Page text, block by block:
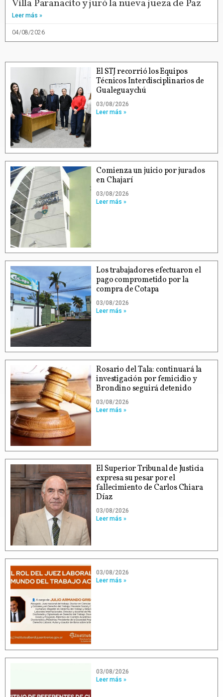
Villa Paranacito y juró la nueva jueza de Paz
Leer más »
04/08/2026
El STJ recorrió los Equipos
Técnicos Interdisciplinarios de
Gualeguaychú
03/08/2026
Leer más »
Comienza un juicio por jurados
en Chajarí
03/08/2026
Leer más »
Los trabajadores efectuaron el
pago comprometido por la
compra de Cotapa
03/08/2026
Leer más »
Rosario del Tala: continuará la
investigación por femicidio y
Brondino seguirá detenido
03/08/2026
Leer más »
El Superior Tribunal de Justicia
expresa su pesar por el
fallecimiento de Carlos Chiara
Díaz
03/08/2026
Leer más »
03/08/2026
Leer más »
03/08/2026
Leer más »